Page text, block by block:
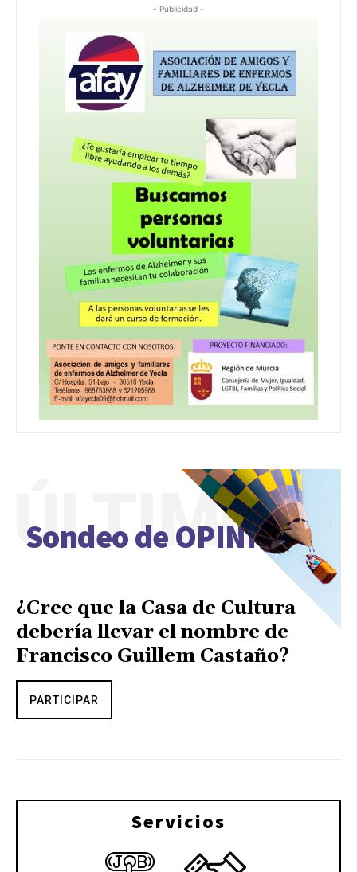
- Publicidad -
Sondeo de OPINIÓN
ÚLTIMO
¿Cree que la Casa de Cultura
debería llevar el nombre de
Francisco Guillem Castaño?
PARTICIPAR
Servicios